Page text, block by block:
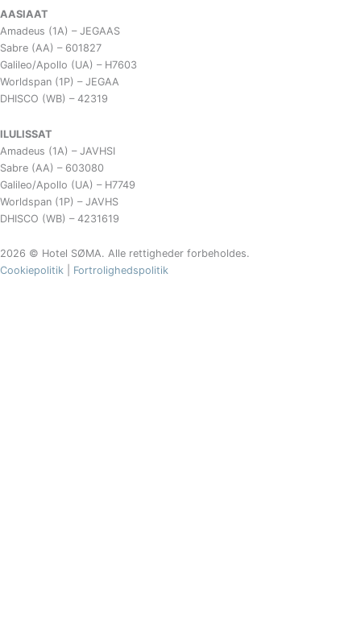
AASIAAT
Amadeus (1A) – JEGAAS
Sabre (AA) – 601827
Galileo/Apollo (UA) – H7603
Worldspan (1P) – JEGAA
DHISCO (WB) – 42319
ILULISSAT
Amadeus (1A) – JAVHSI
Sabre (AA) – 603080
Galileo/Apollo (UA) – H7749
Worldspan (1P) – JAVHS
DHISCO (WB) – 4231619
2026 © Hotel SØMA. Alle rettigheder forbeholdes.
Cookiepolitik
Fortrolighedspolitik